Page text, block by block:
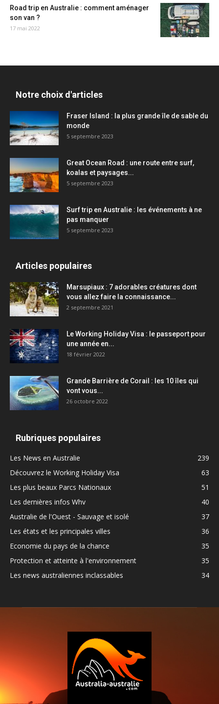
Road trip en Australie : comment aménager
son van ?
17 mai 2022
Notre choix d'articles
Fraser Island : la plus grande île de sable du
monde
5 septembre 2023
Great Ocean Road : une route entre surf,
koalas et paysages...
5 septembre 2023
Surf trip en Australie : les événements à ne
pas manquer
5 septembre 2023
Articles populaires
Marsupiaux : 7 adorables créatures dont
vous allez faire la connaissance...
2 septembre 2021
Le Working Holiday Visa : le passeport pour
une année en...
18 février 2022
Grande Barrière de Corail : les 10 îles qui
vont vous...
26 octobre 2022
Rubriques populaires
Les News en Australie
239
Découvrez le Working Holiday Visa
63
Les plus beaux Parcs Nationaux
51
Les dernières infos Whv
40
Australie de l'Ouest - Sauvage et isolé
37
Les états et les principales villes
36
Economie du pays de la chance
35
Protection et atteinte à l'environnement
35
Les news australiennes inclassables
34